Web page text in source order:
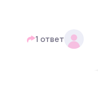
1 ответ